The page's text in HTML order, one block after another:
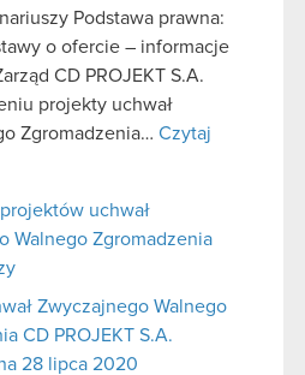
Podstawa prawna:
o ofercie – informacje
CD PROJEKT S.A.
projekty uchwał
Zgromadzenia… Czytaj
uchwał
Walnego Zgromadzenia
Zwyczajnego Walnego
CD PROJEKT S.A.
28 lipca 2020